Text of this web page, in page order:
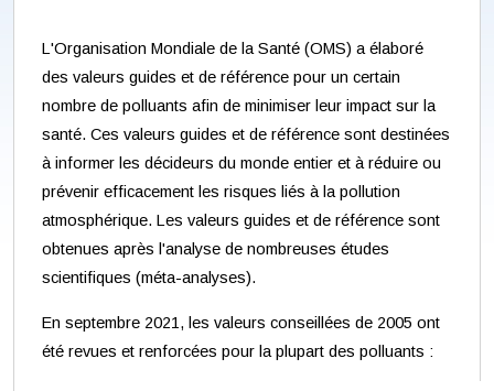
L'Organisation Mondiale de la Santé (OMS) a élaboré
des valeurs guides et de référence pour un certain
nombre de polluants afin de minimiser leur impact sur la
santé. Ces valeurs guides et de référence sont destinées
à informer les décideurs du monde entier et à réduire ou
prévenir efficacement les risques liés à la pollution
atmosphérique. Les valeurs guides et de référence sont
obtenues après l'analyse de nombreuses études
scientifiques (méta-analyses).
En septembre 2021, les valeurs conseillées de 2005 ont
été revues et renforcées pour la plupart des polluants :